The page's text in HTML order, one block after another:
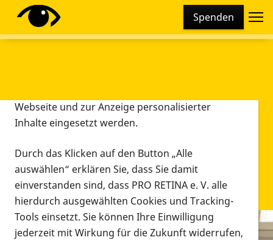
Spenden
Diese Webseite setzt verschiedene Cookies und
Tracking-Tools ein. Dies beinhaltet Cookies und
Webseite und zur Anzeige personalisierter
Inhalte eingesetzt werden.
Durch das Klicken auf den Button „Alle
auswählen“ erklären Sie, dass Sie damit
einverstanden sind, dass PRO RETINA e. V. alle
hierdurch ausgewählten Cookies und Tracking-
Tools einsetzt. Sie können Ihre Einwilligung
jederzeit mit Wirkung für die Zukunft widerrufen,